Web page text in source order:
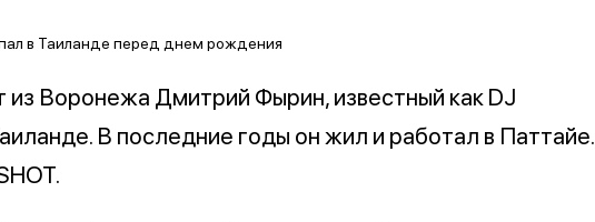
из Воронежа Дмитрий Фырин, известный как DJ
В последние годы он жил и работал в Паттайе.